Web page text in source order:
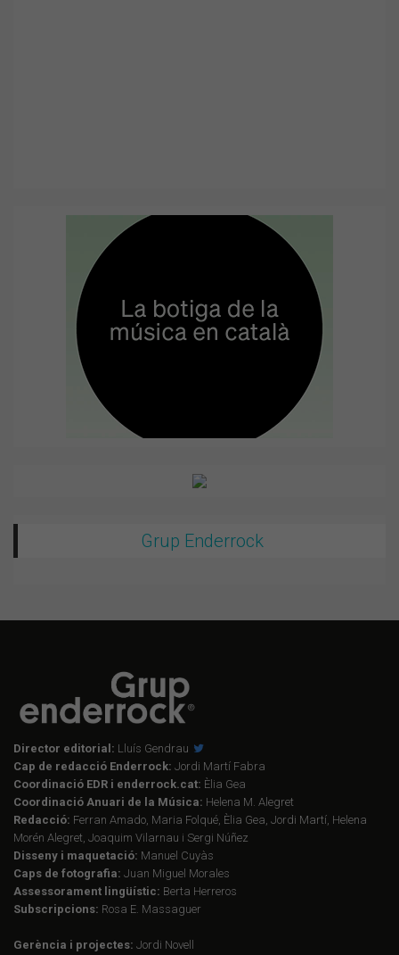
Grup Enderrock
Director editorial: Lluís Gendrau
Cap de redacció Enderrock: Jordi Martí Fabra
Coordinació EDR i enderrock.cat: Èlia Gea
Coordinació Anuari de la Música: Helena M. Alegret
Redacció: Ferran Amado, Maria Folqué, Èlia Gea, Jordi Martí, Helena
Morén Alegret, Joaquim Vilarnau i Sergi Núñez
Disseny i maquetació: Manuel Cuyàs
Caps de fotografia: Juan Miguel Morales
Assessorament lingüístic: Berta Herreros
Subscripcions: Rosa E. Massaguer
Gerència i projectes: Jordi Novell